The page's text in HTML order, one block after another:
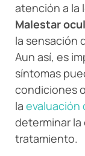
atención a la
Malestar
la sensación
Aun así, es
síntomas
condiciones
la evaluación
determinar la
tratamiento.